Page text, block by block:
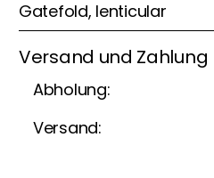
Gatefold, lenticular
Versand und Zahlung
Abholung:
Versand: